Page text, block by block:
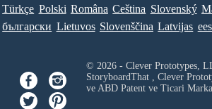
Türkçe Polski Româna Ceština Slovenský
български Lietuvos Slovenščina Latvijas
© 2026 - Clever Prototypes,
StoryboardThat , Clever
ve ABD Patent ve Ticari Marka